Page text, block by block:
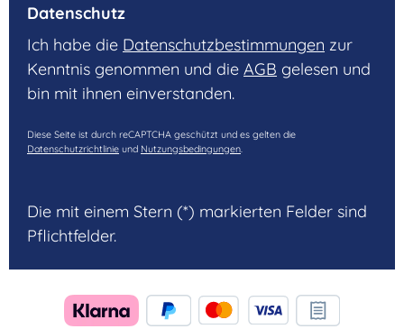
Datenschutz
Ich habe die Datenschutzbestimmungen zur
Kenntnis genommen und die AGB gelesen und
bin mit ihnen einverstanden.
Diese Seite ist durch reCAPTCHA geschützt und es gelten die
Datenschutzrichtlinie und Nutzungsbedingungen
Die mit einem Stern (*) markierten Felder sind
Pflichtfelder.